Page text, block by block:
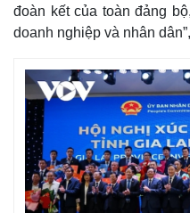
Bất động sản
Khởi nghiệp
đoàn kết của toàn đảng
doanh nghiệp và nhân